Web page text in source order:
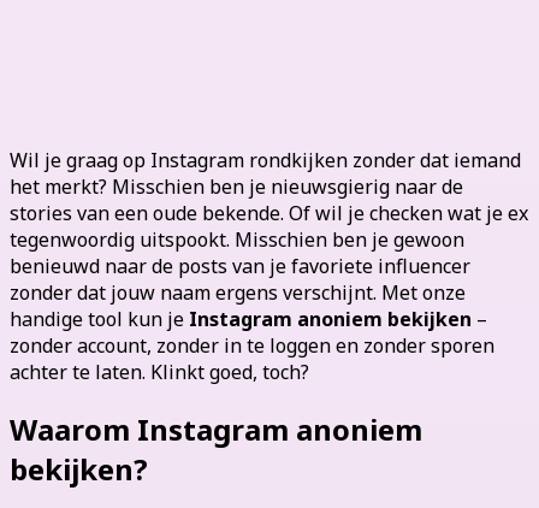
Wil je graag op Instagram rondkijken zonder dat iemand
het merkt? Misschien ben je nieuwsgierig naar de
stories van een oude bekende. Of wil je checken wat je ex
tegenwoordig uitspookt. Misschien ben je gewoon
benieuwd naar de posts van je favoriete influencer
zonder dat jouw naam ergens verschijnt. Met onze
handige tool kun je Instagram anoniem bekijken –
zonder account, zonder in te loggen en zonder sporen
achter te laten. Klinkt goed, toch?
Waarom Instagram anoniem
bekijken?